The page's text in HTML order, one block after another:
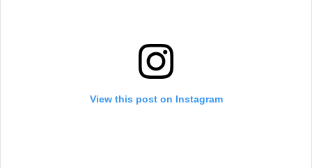
View this post on Instagram